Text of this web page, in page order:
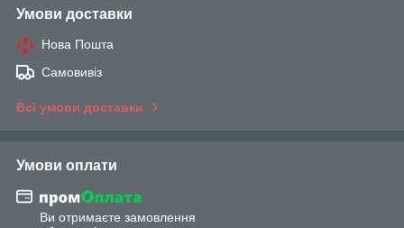
Умови доставки
Нова Пошта
Самовивіз
Всі умови доставки
Умови оплати
Ви отримаєте замовлення